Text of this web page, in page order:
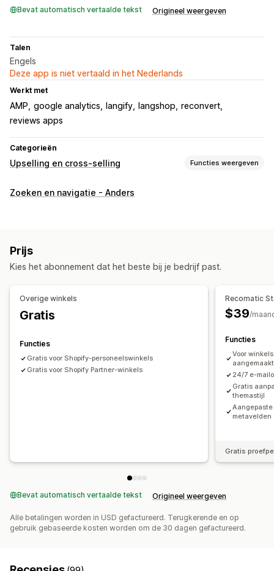
Bevat automatisch vertaalde tekst Origineel weergeven
Talen
Engels
Deze app is niet vertaald in het Nederlands
Werkt met
AMP google analytics langify langshop reconvert
reviews apps
Categorieën
Upselling en cross-selling Functies weergeven
Aanpassing
Winkelwagenoptie
Meerdere valuta Meerdere talen Aangepaste regels
Aanbiedingen en aanbevelingen
Add-ons voor producten
Analytics
Doorklikpercentages
Conversiepercentages
Suggesties voor optimalisatie
Zoeken en navigatie - Anders
Prijs
Kies het abonnement dat het beste bij je bedrijf past.
Overige winkels
Gratis
Functies
Gratis voor Shopify-personeelswinkels
Gratis voor Shopify Partner-winkels
Recomatic
$39/
Functies
Voor
aangemaakt
24/7 e-
Gratis
themastijl
metavelden
Gratis
Bevat automatisch vertaalde tekst Origineel weergeven
Alle betalingen worden in USD gefactureerd. Terugkerende en op
gebruik gebaseerde kosten worden om de 30 dagen gefactureerd.